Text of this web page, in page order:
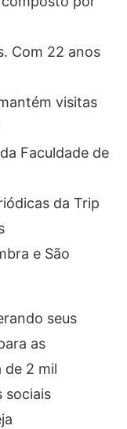
Com 22 anos
visitas
Faculdade de
da Trip
e São
seus
as
de 2 mil
sociais